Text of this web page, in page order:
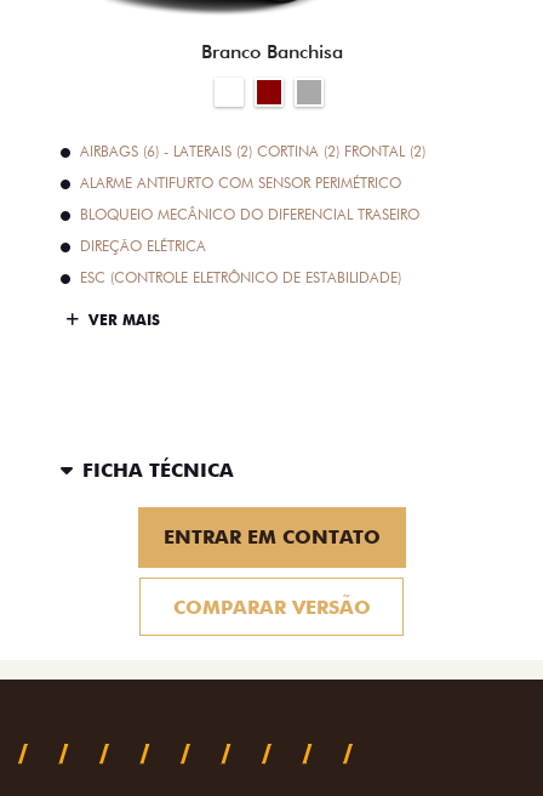
Branco Banchisa
AIRBAGS (6) - LATERAIS (2) CORTINA (2) FRONTAL (2)
ALARME ANTIFURTO COM SENSOR PERIMÉTRICO
BLOQUEIO MECÂNICO DO DIFERENCIAL TRASEIRO
DIREÇÃO ELÉTRICA
ESC (CONTROLE ELETRÔNICO DE ESTABILIDADE)
VER MAIS
FICHA TÉCNICA
ENTRAR EM CONTATO
COMPARAR VERSÃO